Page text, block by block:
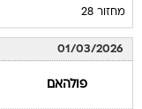
מחזור 28
01/03/2026
פולהאם